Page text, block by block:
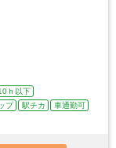
ｈ以下
プ 駅チカ
車通勤可